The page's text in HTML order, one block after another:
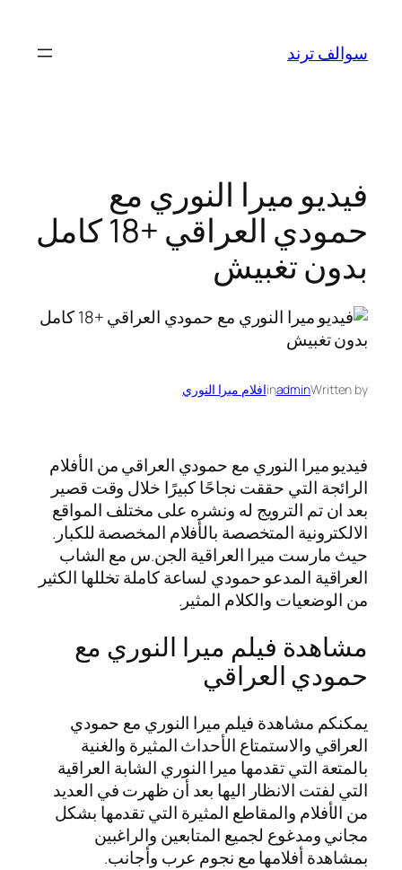
المحتوى
سوالف ترند
فيديو ميرا النوري مع
حمودي العراقي +18 كامل
بدون تغبيش
Written by
admin
inافلام ميرا النوري
فيديو ميرا النوري مع حمودي العراقي من الأفلام
الرائجة التي حققت نجاحًا كبيرًا خلال وقت قصير
بعد ان تم الترويج له ونشره على مختلف المواقع
الالكترونية المتخصصة بالأفلام المخصصة للكبار.
حيث مارست ميرا العراقية الجن.س مع الشاب
العراقية المدعو حمودي لساعة كاملة تخللها الكثير
من الوضعيات والكلام المثير.
مشاهدة فيلم ميرا النوري مع
حمودي العراقي
يمكنكم مشاهدة فيلم ميرا النوري مع حمودي
العراقي والاستمتاع الأحداث المثيرة والغنية
بالمتعة التي تقدمها ميرا النوري الشابة العراقية
التي لفتت الانظار اليها بعد أن ظهرت في العديد
من الأفلام والمقاطع المثيرة التي تقدمها بشكل
مجاني ومدغوع لجميع المتابعين والراغبين
بمشاهدة أفلامها مع نجوم عرب وأجانب.